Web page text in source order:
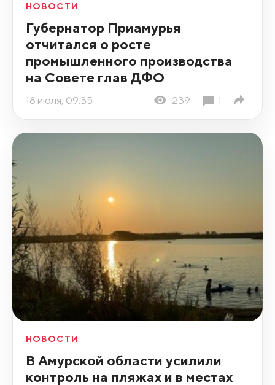
НОВОСТИ
Губернатор Приамурья
отчитался о росте
промышленного производства
на Совете глав ДФО
18 июля, 09:35 239 1
НОВОСТИ
В Амурской области усилили
контроль на пляжах и в местах